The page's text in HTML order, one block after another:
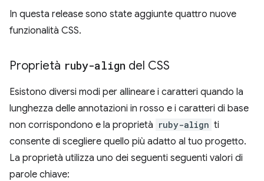
In questa release sono state aggiunte quattro nuove
funzionalità CSS.
Proprietà ruby-align del CSS
Esistono diversi modi per allineare i caratteri quando la
lunghezza delle annotazioni in rosso e i caratteri di base
non corrispondono e la proprietà ruby-align ti
consente di scegliere quello più adatto al tuo progetto.
La proprietà utilizza uno dei seguenti seguenti valori di
parole chiave: